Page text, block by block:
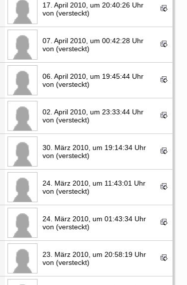
17. April 2010, um 20:40:26 Uhr
von (versteckt)
07. April 2010, um 00:42:28 Uhr
von (versteckt)
06. April 2010, um 19:45:44 Uhr
von (versteckt)
02. April 2010, um 23:33:44 Uhr
von (versteckt)
30. März 2010, um 19:14:34 Uhr
von (versteckt)
24. März 2010, um 11:43:01 Uhr
von (versteckt)
24. März 2010, um 01:43:34 Uhr
von (versteckt)
23. März 2010, um 20:58:19 Uhr
von (versteckt)